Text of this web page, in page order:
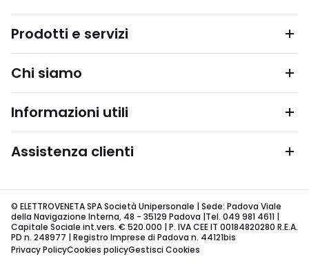
Prodotti e servizi
Chi siamo
Informazioni utili
Assistenza clienti
© ELETTROVENETA SPA Società Unipersonale | Sede: Padova Viale
della Navigazione Interna, 48 - 35129 Padova |Tel. 049 981 4611 |
Capitale Sociale int.vers. € 520.000 | P. IVA CEE IT 00184820280 R.E.A.
PD n. 248977 | Registro Imprese di Padova n. 44121bis
Privacy PolicyCookies policyGestisci Cookies